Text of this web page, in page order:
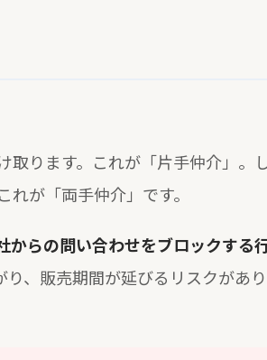
ります。これが「片手仲介」。
が「両手仲介」です。
からの問い合わせをブロックする
、販売期間が延びるリスクがあり